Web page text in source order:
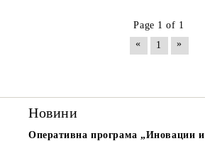
Page 1 of 1
«
1 »
Новини
Оперативна програма „Иновации и